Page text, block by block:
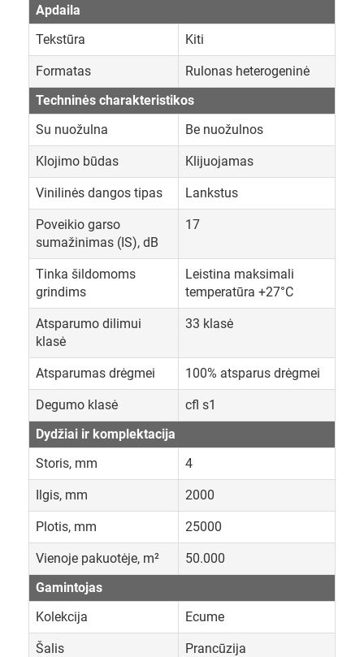
Apdaila
Tekstūra
Kiti
Formatas
Rulonas heterogeninė
Techninės charakteristikos
Su nuožulna
Be nuožulnos
Klojimo būdas Klijuojamas
Vinilinės dangos tipas Lankstus
Poveikio garso
sumažinimas (IS), dB
17
Tinka šildomoms
grindims
Leistina maksimali
temperatūra +27°C
Atsparumo dilimui
klasė
33 klasė
Atsparumas drėgmei 100% atsparus drėgmei
Degumo klasė
cfl s1
Dydžiai ir komplektacija
Storis, mm
4
Ilgis, mm 2000
Plotis, mm 25000
Vienoje pakuotėje, m²
50.000
Gamintojas
Kolekcija
Ecume
Šalis Prancūzija